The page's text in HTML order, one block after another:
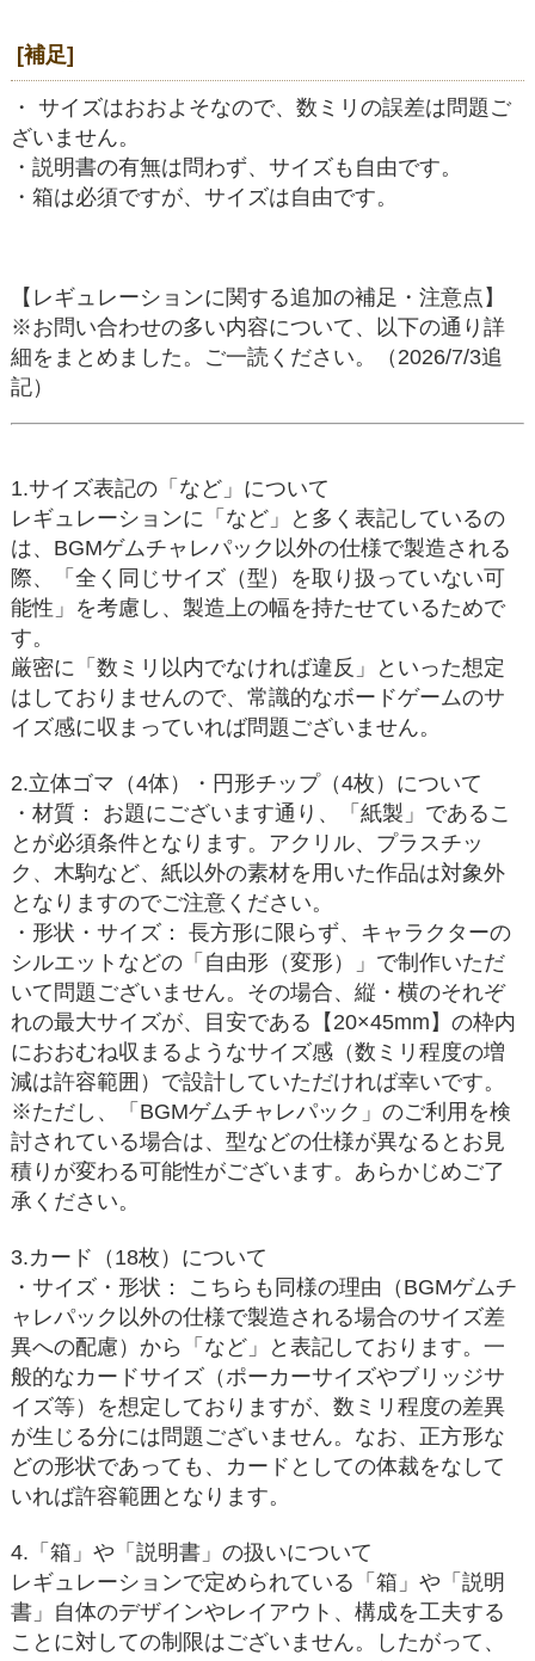
[補足]
・ サイズはおおよそなので、数ミリの誤差は問題ご
ざいません。
・説明書の有無は問わず、サイズも自由です。
・箱は必須ですが、サイズは自由です。
【レギュレーションに関する追加の補足・注意点】
※お問い合わせの多い内容について、以下の通り詳
細をまとめました。ご一読ください。（2026/7/3追
記）
1.サイズ表記の「など」について
レギュレーションに「など」と多く表記しているの
は、BGMゲムチャレパック以外の仕様で製造される
際、「全く同じサイズ（型）を取り扱っていない可
能性」を考慮し、製造上の幅を持たせているためで
す。
厳密に「数ミリ以内でなければ違反」といった想定
はしておりませんので、常識的なボードゲームのサ
イズ感に収まっていれば問題ございません。
2.立体ゴマ（4体）・円形チップ（4枚）について
・材質： お題にございます通り、「紙製」であるこ
とが必須条件となります。アクリル、プラスチッ
ク、木駒など、紙以外の素材を用いた作品は対象外
となりますのでご注意ください。
・形状・サイズ： 長方形に限らず、キャラクターの
シルエットなどの「自由形（変形）」で制作いただ
いて問題ございません。その場合、縦・横のそれぞ
れの最大サイズが、目安である【20×45mm】の枠内
におおむね収まるようなサイズ感（数ミリ程度の増
減は許容範囲）で設計していただければ幸いです。
※ただし、「BGMゲムチャレパック」のご利用を検
討されている場合は、型などの仕様が異なるとお見
積りが変わる可能性がございます。あらかじめご了
承ください。
3.カード（18枚）について
・サイズ・形状： こちらも同様の理由（BGMゲムチ
ャレパック以外の仕様で製造される場合のサイズ差
異への配慮）から「など」と表記しております。一
般的なカードサイズ（ポーカーサイズやブリッジサ
イズ等）を想定しておりますが、数ミリ程度の差異
が生じる分には問題ございません。なお、正方形な
どの形状であっても、カードとしての体裁をなして
いれば許容範囲となります。
4.「箱」や「説明書」の扱いについて
レギュレーションで定められている「箱」や「説明
書」自体のデザインやレイアウト、構成を工夫する
ことに対しての制限はございません。したがって、